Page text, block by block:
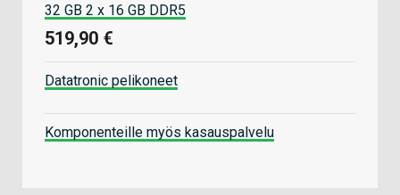
32 GB 2 x 16 GB DDR5
519,90 €
Datatronic pelikoneet
Komponenteille myös kasauspalvelu